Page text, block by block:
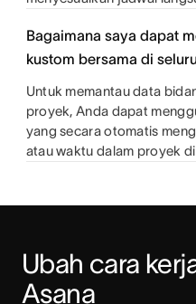
Bagaimana saya dapat
kustom bersama di
Untuk memantau data
proyek, Anda dapat
yang secara otomatis
atau waktu dalam proyek
Ubah cara
Asana